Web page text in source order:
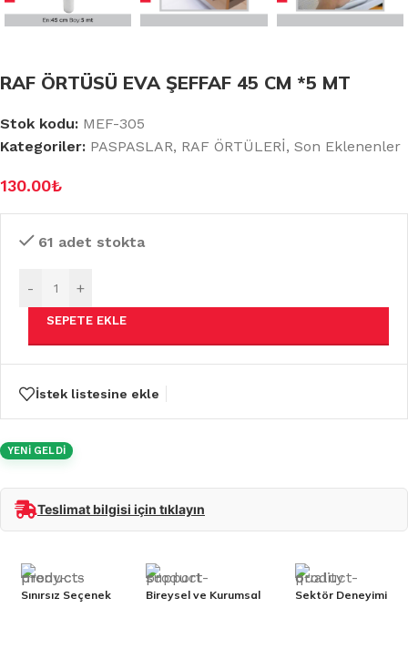
RAF ÖRTÜSÜ EVA ŞEFFAF 45 CM *5 MT
Stok kodu: MEF-305
Kategoriler: PASPASLAR, RAF ÖRTÜLERİ, Son Eklenenler
130.00₺
61 adet stokta
- +
SEPETE EKLE
İstek listesine ekle
YENİ GELDİ
Teslimat bilgisi için tıklayın
Sınırsız Seçenek Bireysel ve Kurumsal Sektör Deneyimi